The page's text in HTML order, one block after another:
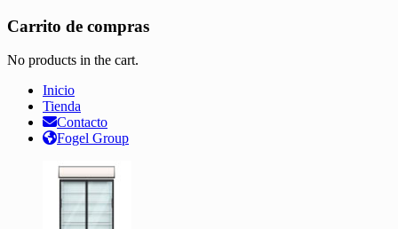
Carrito de compras
No products in the cart.
Inicio
Tienda
Contacto
Fogel Group